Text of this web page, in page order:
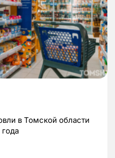
в Томской области